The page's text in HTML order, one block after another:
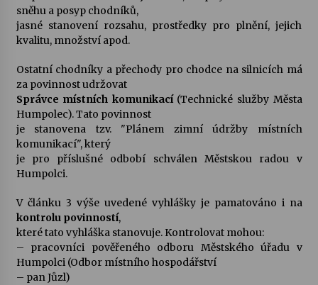
sněhu a posyp chodníků,
jasné stanovení rozsahu, prostředky pro plnění, jejich
kvalitu, množství apod.
Ostatní chodníky a přechody pro chodce na silnicích má
za povinnost udržovat
Správce místních komunikací(Technické služby Města
Humpolec). Tato povinnost
je stanovena tzv. "Plánem zimní údržby místních
komunikací", který
je pro příslušné odbobí schválen Městskou radou v
Humpolci.
V článku 3 výše uvedené vyhlášky je pamatováno i na
kontrolu povinností,
které tato vyhláška stanovuje. Kontrolovat mohou:
– pracovníci pověřeného odboru Městského úřadu v
Humpolci (Odbor místního hospodářství
– pan Jůzl)